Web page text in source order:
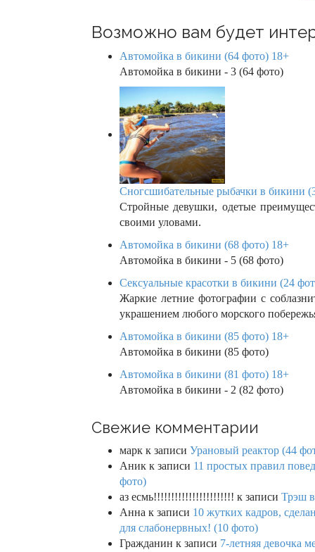
Возможно вам будет
Автомойка в бикини (64 фото) 18+
Автомойка в бикини - 3 (64 фото)
Сногсшибательные рыбачки в бикини
Стройные девушки, одетые
своими уловами.
Автомойка в бикини (68 фото) 18+
Автомойка в бикини - 5 (68 фото)
Сексуальные красотки в бикини (24
Жаркие летние фотографии с
украшением любого морского
Автомойка в бикини (85 фото) 18+
Автомойка в бикини (85 фото)
Автомойка в бикини (81 фото) 18+
Автомойка в бикини - 2 (82 фото)
Свежие комментарии
марк к записи Урановый реактор (44
Аник к записи 11 простых правил
фото)
аз есмь!!!!!!!!!!!!!!!!!!!!!!! к записи Трэш в
Анна к записи 10 жутких кадров,
для слабонервных! (10 фото)
Гражданин к записи 7-летняя девочка